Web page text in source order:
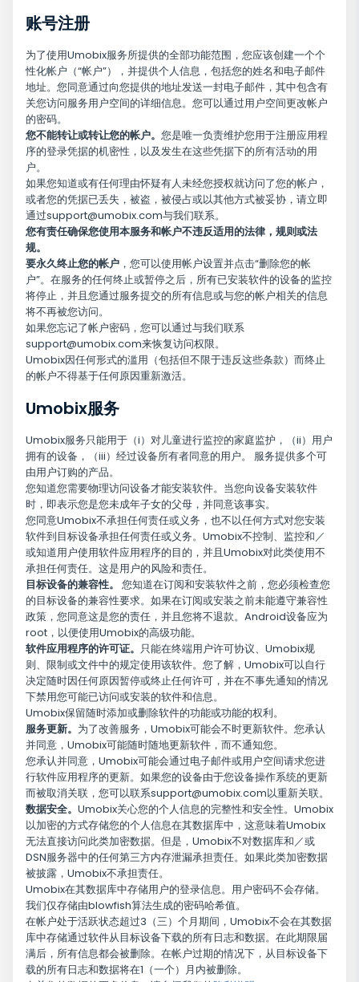
账号注册
为了使用Umobix服务所提供的全部功能范围，您应该创建一个个
性化帐户（“帐户”），并提供个人信息，包括您的姓名和电子邮件
地址。您同意通过向您提供的地址发送一封电子邮件，其中包含有
关您访问服务用户空间的详细信息。您可以通过用户空间更改帐户
的密码。
您不能转让或转让您的帐户。 您是唯一负责维护您用于注册应用程
序的登录凭据的机密性，以及发生在这些凭据下的所有活动的用
户。
如果您知道或有任何理由怀疑有人未经您授权就访问了您的帐户，
或者您的凭据已丢失，被盗，被侵占或以其他方式被妥协，请立即
通过support@umobix.com与我们联系。
您有责任确保您使用本服务和帐户不违反适用的法律，规则或法
规。
要永久终止您的帐户 ，您可以使用帐户设置并点击“删除您的帐
户”。在服务的任何终止或暂停之后，所有已安装软件的设备的监控
将停止，并且您通过服务提交的所有信息或与您的帐户相关的信息
将不再被您访问。
如果您忘记了帐户密码，您可以通过与我们联系
support@umobix.com来恢复访问权限。
Umobix因任何形式的滥用（包括但不限于违反这些条款）而终止
的帐户不得基于任何原因重新激活。
Umobix服务
Umobix服务只能用于（i）对儿童进行监控的家庭监护，（ii）用户
拥有的设备，（iii）经过设备所有者同意的用户。 服务提供多个可
由用户订购的产品。
您知道您需要物理访问设备才能安装软件。当您向设备安装软件
时，即表示您是您未成年子女的父母，并同意该事实。
您同意Umobix不承担任何责任或义务，也不以任何方式对您安装
软件到目标设备承担任何责任或义务。Umobix不控制、监控和／
或知道用户使用软件应用程序的目的，并且Umobix对此类使用不
承担任何责任。这是用户的风险和责任。
目标设备的兼容性。 您知道在订阅和安装软件之前，您必须检查您
的目标设备的兼容性要求。如果在订阅或安装之前未能遵守兼容性
政策，您同意这是您的责任，并且您将不退款。Android设备应为
root，以便使用Umobix的高级功能。
软件应用程序的许可证。 只能在终端用户许可协议、Umobix规
则、限制或文件中的规定使用该软件。您了解，Umobix可以自行
决定随时因任何原因暂停或终止任何许可，并在不事先通知的情况
下禁用您可能已访问或安装的软件和信息。
Umobix保留随时添加或删除软件的功能或功能的权利。
服务更新。 为了改善服务，Umobix可能会不时更新软件。您承认
并同意，Umobix可能随时随地更新软件，而不通知您。
您承认并同意，Umobix可能会通过电子邮件或用户空间请求您进
行软件应用程序的更新。如果您的设备由于您设备操作系统的更新
而被取消关联，您可以联系support@umobix.com以重新关联。
数据安全。 Umobix关心您的个人信息的完整性和安全性。Umobix
以加密的方式存储您的个人信息在其数据库中，这意味着Umobix
无法直接访问此类加密数据。但是，Umobix不对数据库和／或
DSN服务器中的任何第三方内存泄漏承担责任。如果此类加密数据
被披露，Umobix不承担责任。
Umobix在其数据库中存储用户的登录信息。用户密码不会存储。
我们仅存储由blowfish算法生成的密码哈希值。
在帐户处于活跃状态超过3（三）个月期间，Umobix不会在其数据
库中存储通过软件从目标设备下载的所有日志和数据。在此期限届
满后，所有信息都会被删除。在帐户过期的情况下，从目标设备下
载的所有日志和数据将在1（一个）月内被删除。